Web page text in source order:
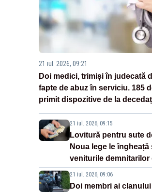
21 iul. 2026, 09:21
Doi medici, trimiși în judecată
fapte de abuz în serviciu. 185
primit dispozitive de la
21 iul. 2026, 09:15
Lovitură pentru sute
Noua lege le
veniturile demnitarilor
21 iul. 2026, 09:06
Doi membri ai